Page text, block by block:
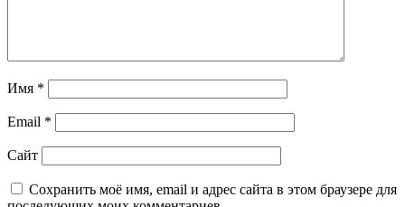
Имя *
Email *
Сайт
Сохранить моё имя, email и адрес сайта в этом браузере для